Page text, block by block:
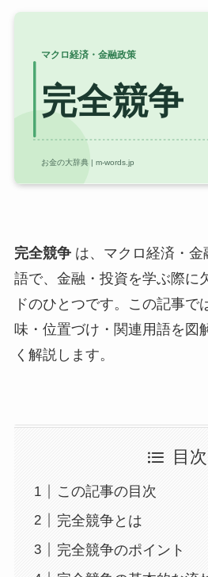
完全競争は、マクロ経済・金
語で、金融・投資を学ぶ際に
ドのひとつです。この記事で
味・位置づけ・関連用語を図
く解説します。
目次
この記事の目次
完全競争とは
完全競争のポイント